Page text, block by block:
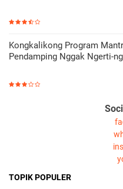
Kongkalikong Program
Pendamping Nggak Ngerti-
TOPIK POPULER